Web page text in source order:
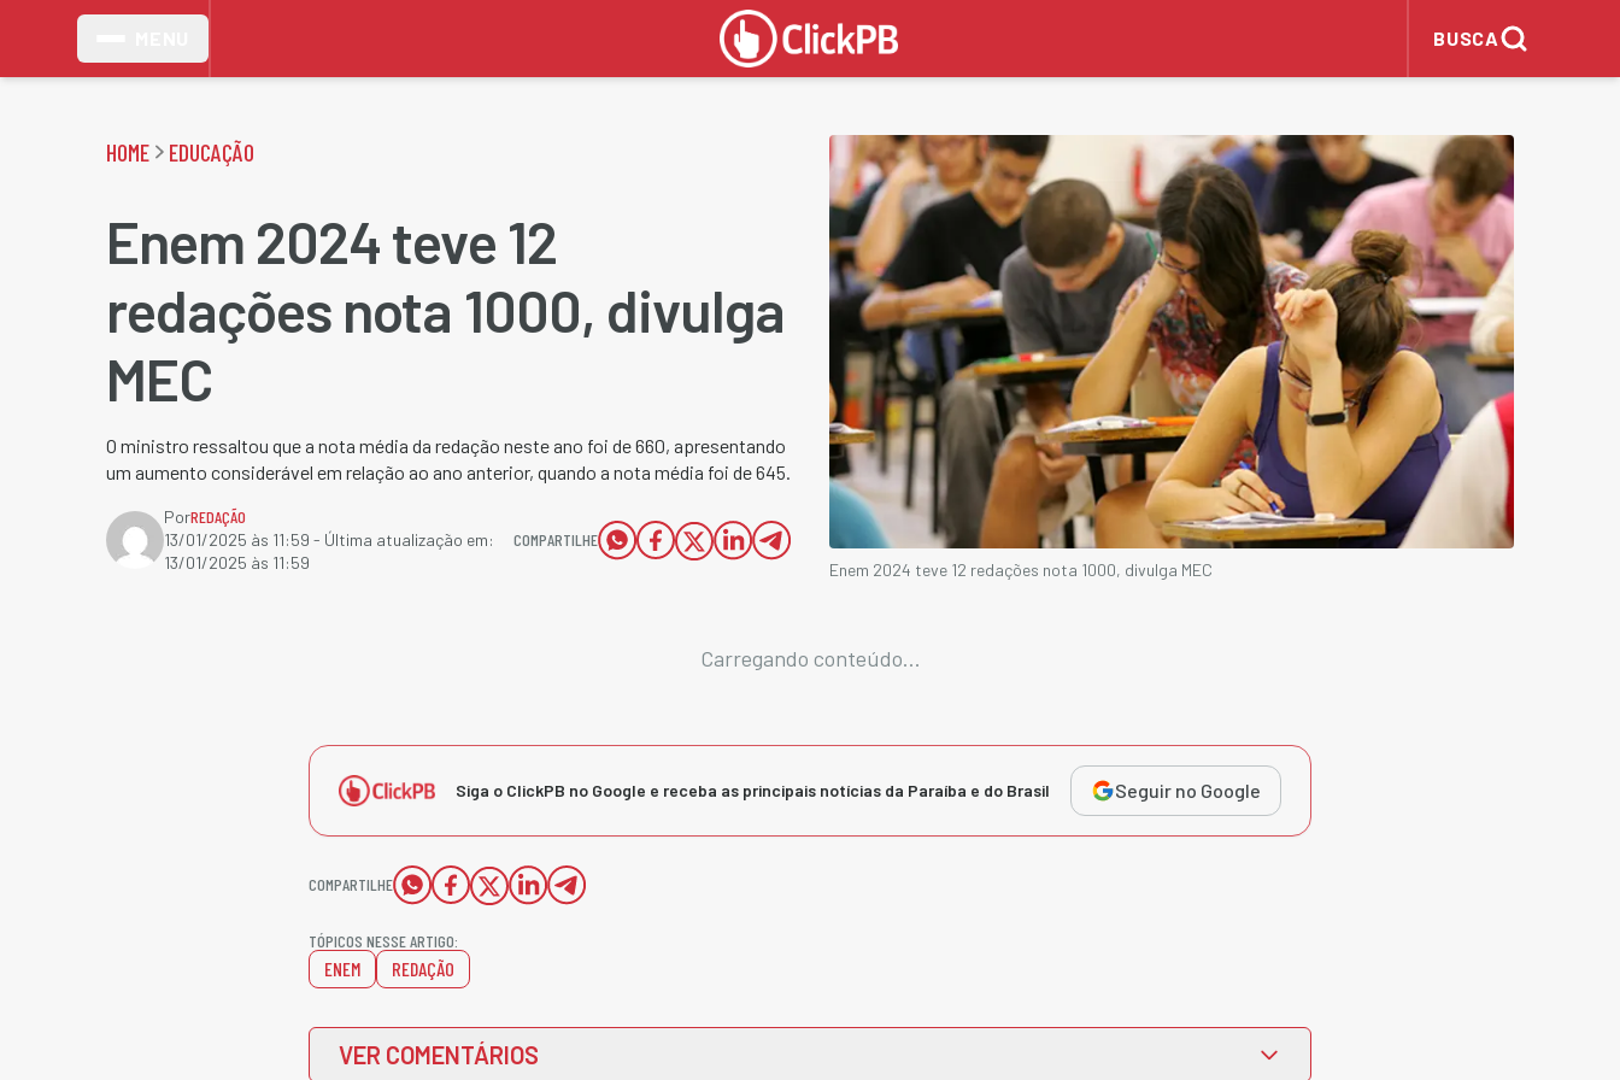
BUSCA
HOME EDUCAÇÃO
Enem 2024 teve 12
redações nota 1000, divulga
MEC
O ministro ressaltou que a nota média da redação neste ano foi de 660, apresentando
um aumento considerável em relação ao ano anterior, quando a nota média foi de 645.
PorREDAÇÃO
13/01/2025 às 11:59 - Última atualização em:
13/01/2025 às 11:59
COMPARTILHE
Enem 2024 teve 12 redações nota 1000, divulga MEC
Carregando conteúdo...
Siga o ClickPB no Google e receba as principais notícias da Paraíba e do Brasil Seguir no Google
COMPARTILHE
TÓPICOS NESSE ARTIGO:
ENEM REDAÇÃO
VER COMENTÁRIOS